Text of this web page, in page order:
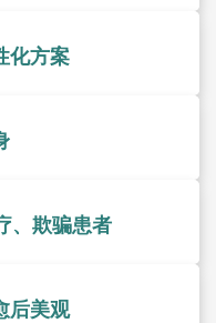
化方案
、欺骗患者
后美观